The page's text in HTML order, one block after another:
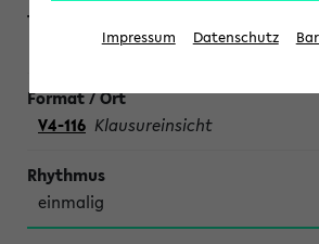
Lineare Algebra für Physik
V4-116 Klausureinsicht
einmalig
Impressum Datenschutz